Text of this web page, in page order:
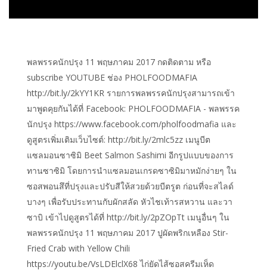
พลพรรคนักปรุง 11 พฤษภาคม 2017 กดติดตาม หรือ
subscribe YOUTUBE ช่อง PHOLFOODMAFIA
http://bit.ly/2kYY1KR รายการพลพรรคนักปรุงสามารถเข้า
มาพูดคุยกันได้ที่ Facebook: PHOLFOODMAFIA - พลพรรค
นักปรุง https://www.facebook.com/pholfoodmafia และ
ดูสูตรเพิ่มเติมเว็บไซต์: http://bit.ly/2mlc5zz เมนูบีต
แซลมอนซาซิมิ Beet Salmon Sashimi อีกรูปแบบของการ
ทานซาซิมิ โดยการนำแซลมอนเกรดซาซิมิมาหมักง่ายๆ ใน
ซอสพอนสึที่ปรุงและปรับสีให้สวยด้วยบีตรูต ก่อนที่จะสไลด์
บางๆ เพื่อรับประทานกับผักสลัด หัวไชเท้ารสหวาน และวา
ซาบิ เข้าไปดูสูตรได้ที่ http://bit.ly/2pZOpTt เมนูอื่นๆ ใน
พลพรรคนักปรุง 11 พฤษภาคม 2017 ปูผัดพริกเหลือง Stir-
Fried Crab with Yellow Chili
https://youtu.be/VsLDElclX68 ไก่ยัดไส้ซอสครีมเห็ด